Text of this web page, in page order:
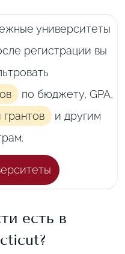
университеты
регистрации вы
по бюджету, GPA,
и другим
есть в
?